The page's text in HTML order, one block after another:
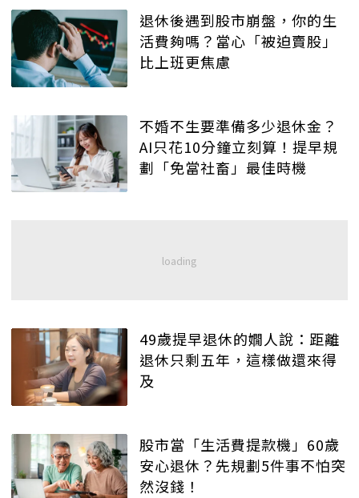
退休後遇到股市崩盤，你的生
活費夠嗎？當心「被迫賣股」
比上班更焦慮
不婚不生要準備多少退休金？
AI只花10分鐘立刻算！提早規
劃「免當社畜」最佳時機
49歲提早退休的嫺人說：距離
退休只剩五年，這樣做還來得
及
股市當「生活費提款機」60歲
安心退休？先規劃5件事不怕突
然沒錢！